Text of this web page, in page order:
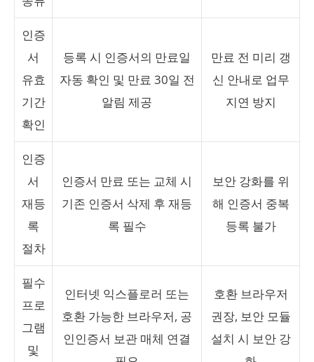
인증
서
유효
기간
확인
등록 시 인증서의 만료일
자동 확인 및 만료 30일 전
알림 제공
만료 전 미리 갱
신 안내로 업무
지연 방지
인증
서
재등
록
절차
인증서 만료 또는 교체 시
기존 인증서 삭제 후 재등
록 필수
보안 강화를 위
해 인증서 중복
등록 불가
필수
프로
그램
및
인터넷 익스플로러 또는
호환 가능한 브라우저, 공
인인증서 보관 매체 연결
호환 브라우저
권장, 보안 모듈
설치 시 보안 강